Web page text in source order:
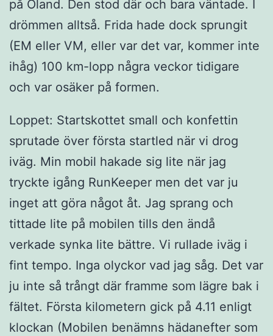
på Öland. Den stod där och bara väntade. I
drömmen alltså. Frida hade dock sprungit
(EM eller VM, eller var det var, kommer inte
ihåg) 100 km-lopp några veckor tidigare
och var osäker på formen.
Loppet: Startskottet small och konfettin
sprutade över första startled när vi drog
iväg. Min mobil hakade sig lite när jag
tryckte igång RunKeeper men det var ju
inget att göra något åt. Jag sprang och
tittade lite på mobilen tills den ändå
verkade synka lite bättre. Vi rullade iväg i
fint tempo. Inga olyckor vad jag såg. Det var
ju inte så trångt där framme som lägre bak i
fältet. Första kilometern gick på 4.11 enligt
klockan (Mobilen benämns hädanefter som